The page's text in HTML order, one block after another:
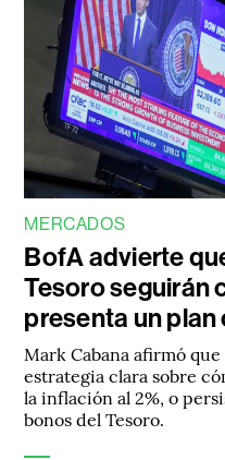
MERCADOS
BofA advierte
Tesoro seguirán
presenta un plan
Mark Cabana afirmó
estrategia clara sobre
la inflación al 2%, o
bonos del Tesoro.